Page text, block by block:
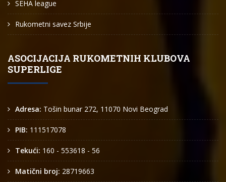
SEHA league
Rukometni savez Srbije
ASOCIJACIJA RUKOMETNIH KLUBOVA
SUPERLIGE
Adresa: Tošin bunar 272, 11070 Novi Beograd
PIB: 111517078
Tekući: 160 - 553618 - 56
Matični broj: 28719663